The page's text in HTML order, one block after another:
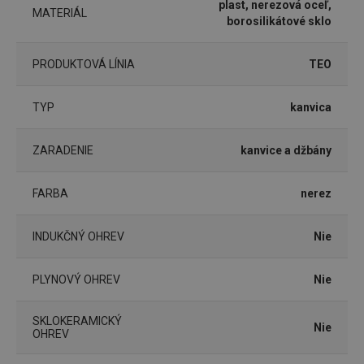
MATERIÁL
plast, nerezová oceľ,
borosilikátové sklo
PRODUKTOVÁ LÍNIA TEO
TYP kanvica
ZARADENIE kanvice a džbány
FARBA nerez
INDUKČNÝ OHREV Nie
PLYNOVÝ OHREV Nie
SKLOKERAMICKÝ
OHREV
Nie
4 týždne
cjConsent 1 rok